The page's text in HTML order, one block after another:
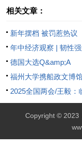
课堂新路径。
相关文章：
新年摆档 被罚惹热议
年中经济观察 | 韧性
中国经济增长有支撑
德国大选Q&amp;A
福州大学携船政文博
澳生国情教育基地
2025全国两会/王毅：
的缅北电诈园已全部清
Copyright © 2023